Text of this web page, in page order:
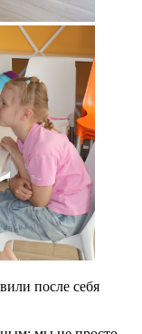
после себя